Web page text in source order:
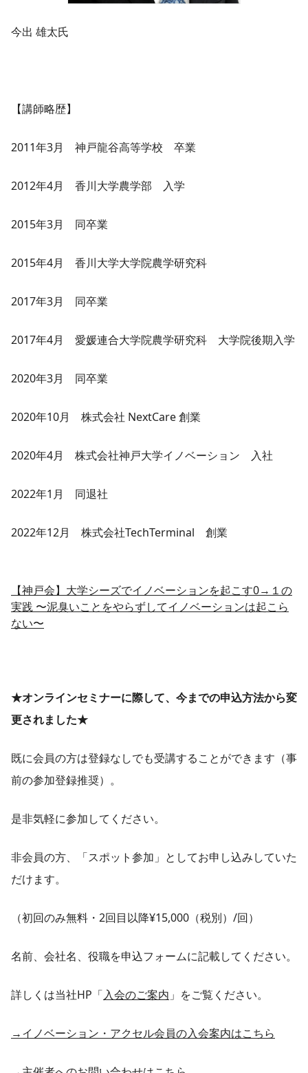
今出 雄太氏
【講師略歴】
2011年3月 神戸龍谷高等学校 卒業
2012年4月 香川大学農学部 入学
2015年3月 同卒業
2015年4月 香川大学大学院農学研究科
2017年3月 同卒業
2017年4月 愛媛連合大学院農学研究科 大学院後期入学
2020年3月 同卒業
2020年10月 株式会社 NextCare 創業
2020年4月 株式会社神戸大学イノベーション 入社
2022年1月 同退社
2022年12月 株式会社TechTerminal 創業
【神戸会】大学シーズでイノベーションを起こす0→１の
実践 〜泥臭いことをやらずしてイノベーションは起こら
ない〜
★オンラインセミナーに際して、今までの申込方法から変
更されました★
既に会員の方は登録なしでも受講することができます（事
前の参加登録推奨）。
是非気軽に参加してください。
非会員の方、「スポット参加」としてお申し込みしていた
だけます。
（初回のみ無料・2回目以降¥15,000（税別）/回）
名前、会社名、役職を申込フォームに記載してください。
詳しくは当社HP「入会のご案内 」をご覧ください。
→イノベーション・アクセル会員の入会案内はこちら